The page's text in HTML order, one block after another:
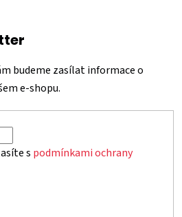
budeme zasílat informace o
e-shopu.
s podmínkami ochrany